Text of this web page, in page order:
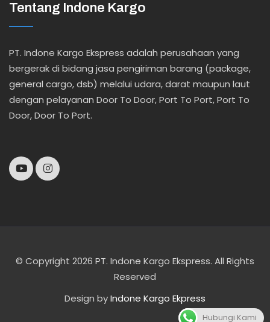
Tentang Indone Kargo
PT. Indone Kargo Ekspress adalah perusahaan yang
bergerak di bidang jasa pengiriman barang (package,
general cargo, dsb) melalui udara, darat maupun laut
dengan pelayanan Door To Door, Port To Port, Port To
Door, Door To Port.
© Copyright 2026 PT. Indone Kargo Ekspress. All Rights
Reserved
Design byIndone Kargo Ekpress
Hubungi Kami